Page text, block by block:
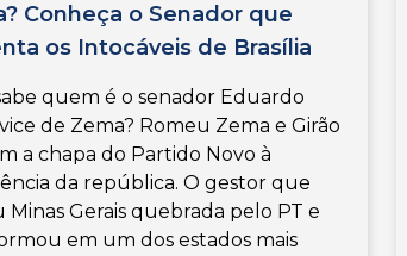
Conheça o Senador que
os Intocáveis de Brasília
quem é o senador Eduardo
de Zema? Romeu Zema e Girão
a chapa do Partido Novo à
da república. O gestor que
Minas Gerais quebrada pelo PT e
em um dos estados mais